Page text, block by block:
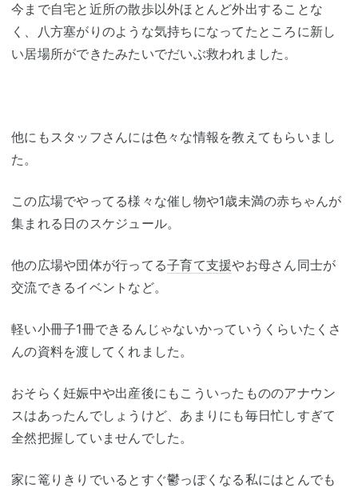
今まで自宅と近所の散歩以外ほとんど外出することな
く、八方塞がりのような気持ちになってたところに新し
い居場所ができたみたいでだいぶ救われました。
他にもスタッフさんには色々な情報を教えてもらいまし
た。
この広場でやってる様々な催し物や1歳未満の赤ちゃんが
集まれる日のスケジュール。
他の広場や団体が行ってる子育て支援やお母さん同士が
交流できるイベントなど。
軽い小冊子1冊できるんじゃないかっていうくらいたくさ
んの資料を渡してくれました。
おそらく妊娠中や出産後にもこういったもののアナウン
スはあったんでしょうけど、あまりにも毎日忙しすぎて
全然把握していませんでした。
家に篭りきりでいるとすぐ鬱っぽくなる私にはとんでも